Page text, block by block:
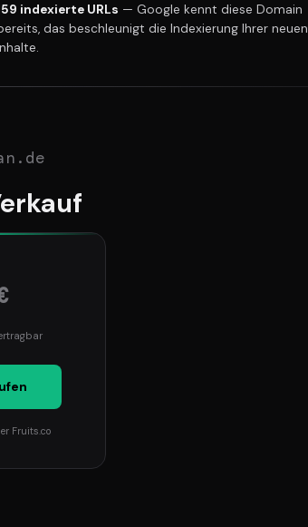
indexierte URLs — Google kennt diese Domain
das beschleunigt die Indexierung Ihrer neuen
Fruits.co